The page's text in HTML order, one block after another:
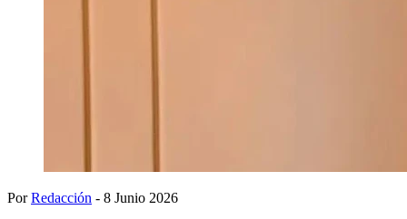
PorRedacción - 8 Junio 2026